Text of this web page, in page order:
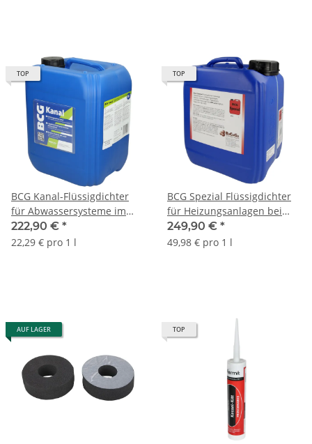
TOP
BCG Kanal-Flüssigdichter
für Abwassersysteme im
Außenbereich 10 Liter
222,90 € *
22,29 € pro 1 l
TOP
BCG Spezial Flüssigdichter
für Heizungsanlagen bei
Wasserverlust bis 400 Liter
249,90 € *
49,98 € pro 1 l
AUF LAGER TOP